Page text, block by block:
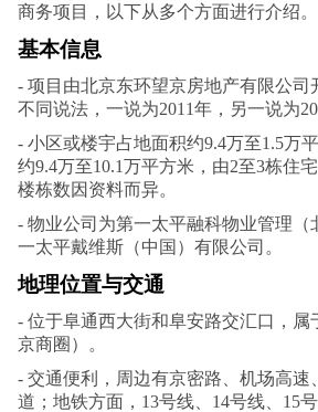
商务项目，以下从多个方面进行介绍。
基本信息
- 项目由北京东环望京房地产有限公司
不同说法，一说为2011年，另一说为
- 小区或楼宇占地面积约9.4万至1.5万
约9.4万至10.1万平方米，由2至3栋住
楼栋数因资料而异。
- 物业公司为第一太平融科物业管理（
一太平戴维斯（中国）有限公司。
地理位置与交通
- 位于阜通西大街和阜安路交汇口，属
京商圈）。
- 交通便利，周边有京密路、机场高速
道；地铁方面，13号线、14号线、15